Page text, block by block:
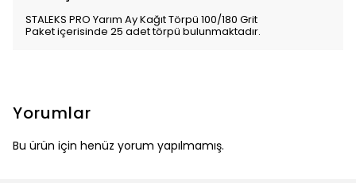
STALEKS PRO Yarım Ay Kağıt Törpü 100/180 Grit
Paket içerisinde 25 adet törpü bulunmaktadır.
Yorumlar
Bu ürün için henüz yorum yapılmamış.